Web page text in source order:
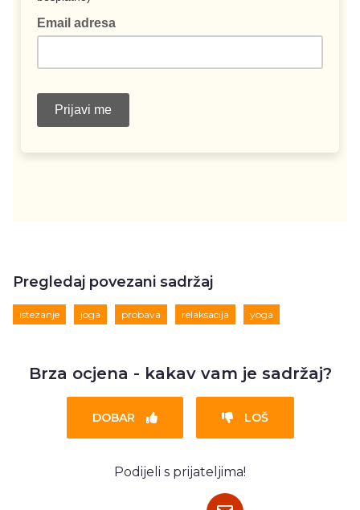
Pregledaj povezani sadržaj
istezanje joga probava relaksacija yoga
Brza ocjena - kakav vam je sadržaj?
DOBAR LOŠ
Podijeli s prijateljima!